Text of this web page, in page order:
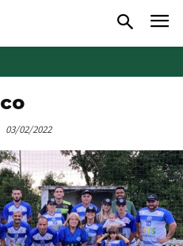
03/02/2022